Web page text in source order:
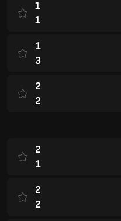
1
1
1
3
2
2
2
1
2
2